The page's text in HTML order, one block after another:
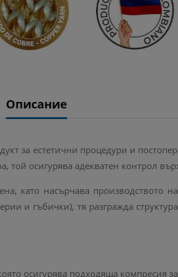
Описание
за естетични процедури и
той осигурява адекватен контрол
като насърчава производството
и гъбички), тя разгражда
осигурява подходяща компресия